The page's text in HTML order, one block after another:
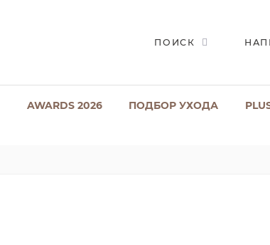
ПОИСК
AWARDS 2026 ПОДБОР УХОДА